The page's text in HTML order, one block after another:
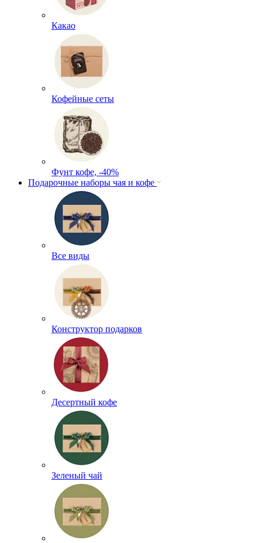
Какао
Кофейные сеты
Фунт кофе, -40%
Подарочные наборы чая и кофе
Все виды
Конструктор подарков
Десертный кофе
Зеленый чай